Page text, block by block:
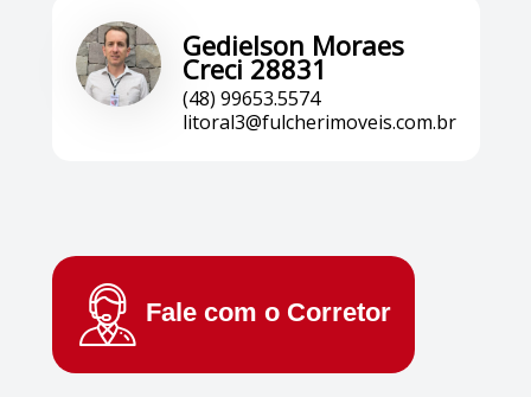
Gedielson Moraes
Creci 28831
(48) 99653.5574
litoral3@fulcherimoveis.com.br
Fale com o Corretor